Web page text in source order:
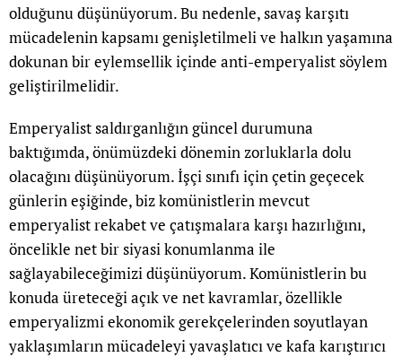
olduğunu düşünüyorum. Bu nedenle, savaş karşıtı
mücadelenin kapsamı genişletilmeli ve halkın yaşamına
dokunan bir eylemsellik içinde anti-emperyalist söylem
geliştirilmelidir.
Emperyalist saldırganlığın güncel durumuna
baktığımda, önümüzdeki dönemin zorluklarla dolu
olacağını düşünüyorum. İşçi sınıfı için çetin geçecek
günlerin eşiğinde, biz komünistlerin mevcut
emperyalist rekabet ve çatışmalara karşı hazırlığını,
öncelikle net bir siyasi konumlanma ile
sağlayabileceğimizi düşünüyorum. Komünistlerin bu
konuda üreteceği açık ve net kavramlar, özellikle
emperyalizmi ekonomik gerekçelerinden soyutlayan
yaklaşımların mücadeleyi yavaşlatıcı ve kafa karıştırıcı